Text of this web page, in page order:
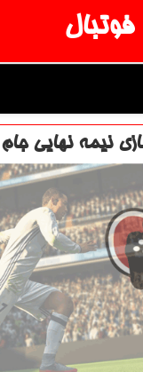
فوتبال
نیمه نهایی